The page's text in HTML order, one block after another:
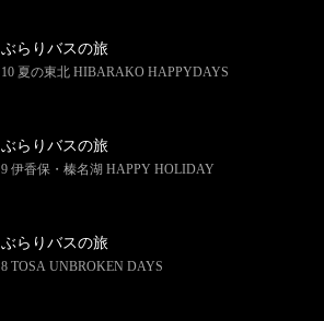
ぶらりバスの旅
10 夏の東北 HIBARAKO HAPPYDAYS
ぶらりバスの旅
9 伊香保・榛名湖 HAPPY HOLIDAY
ぶらりバスの旅
8 TOSA UNBROKEN DAYS